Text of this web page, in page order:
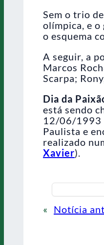
Sem o trio
olímpica, e
o esquema
A seguir, a
Marcos
Scarpa;
Dia da
está sendo
12/06/1993
Paulista e
realizado
Xavier).
« Notícia